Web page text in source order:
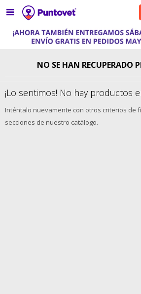

NO SE HAN RECUPERADO
¡Lo sentimos! No hay productos
Inténtalo nuevamente con otros criterios de
secciones de nuestro catálogo.